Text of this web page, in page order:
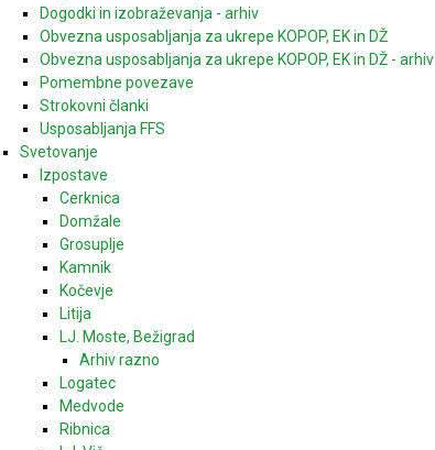
Dogodki in izobraževanja - arhiv
Obvezna usposabljanja za ukrepe KOPOP, EK in DŽ
Obvezna usposabljanja za ukrepe KOPOP, EK in DŽ - arhiv
Pomembne povezave
Strokovni članki
Usposabljanja FFS
Svetovanje
Izpostave
Cerknica
Domžale
Grosuplje
Kamnik
Kočevje
Litija
LJ. Moste, Bežigrad
Arhiv razno
Logatec
Medvode
Ribnica